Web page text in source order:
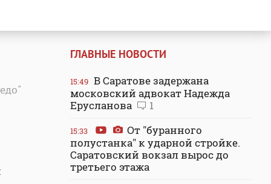
ГЛАВНЫЕ НОВОСТИ
15:49 В Саратове задержана
московский адвокат Надежда
Ерусланова
1
15:33
От "буранного
полустанка" к ударной стройке.
Саратовский вокзал вырос до
третьего этажа